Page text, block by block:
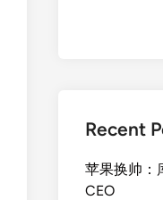
Recent
苹果换帅：
CEO